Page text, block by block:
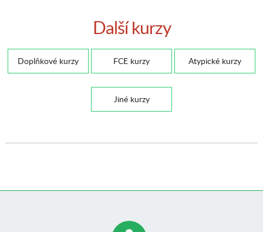
Další kurzy
Doplňkové kurzy FCE kurzy Atypické kurzy
Jiné kurzy